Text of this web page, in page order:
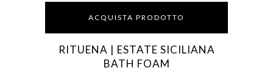
ACQUISTA PRODOTTO
RITUENA | ESTATE SICILIANA
BATH FOAM